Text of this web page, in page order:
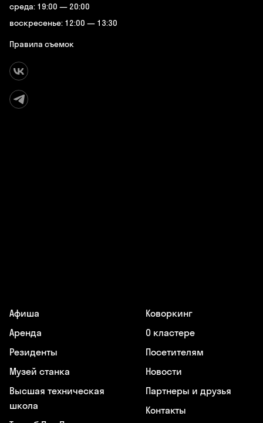
среда: 19:00 — 20:00
воскресенье: 12:00 — 13:30
Правила съемок
Афиша
Аренда
Резиденты
Музей станка
Высшая техническая
школа
Коворкинг
О кластере
Посетителям
Новости
Партнеры и друзья
Контакты